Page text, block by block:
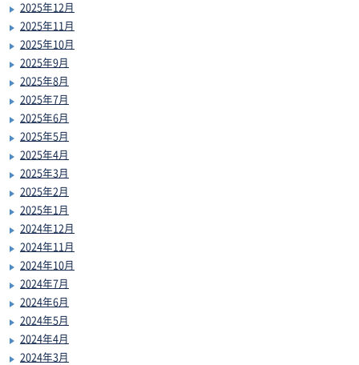
2025年12月
2025年11月
2025年10月
2025年9月
2025年8月
2025年7月
2025年6月
2025年5月
2025年4月
2025年3月
2025年2月
2025年1月
2024年12月
2024年11月
2024年10月
2024年7月
2024年6月
2024年5月
2024年4月
2024年3月